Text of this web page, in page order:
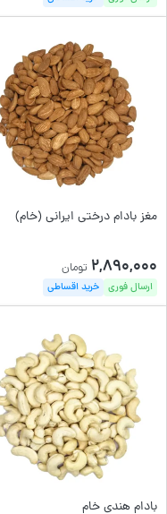
مغز بادام درختی ایرانی (خام)
2,890,000 تومان
ارسال فوری خرید اقساطی
بادام هندی خام